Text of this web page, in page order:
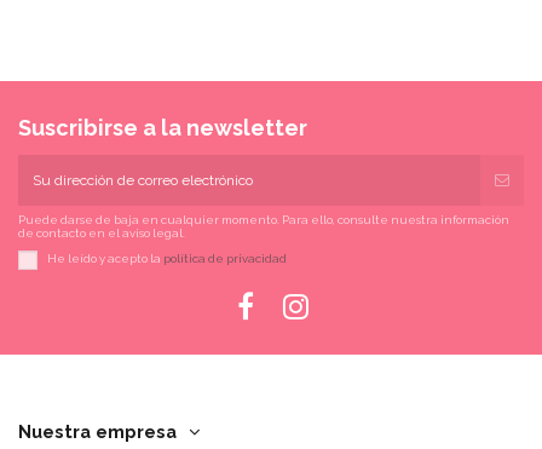
Suscribirse a la newsletter
Puede darse de baja en cualquier momento. Para ello, consulte nuestra información
de contacto en el aviso legal.
He leído y acepto la política de privacidad
Nuestra empresa